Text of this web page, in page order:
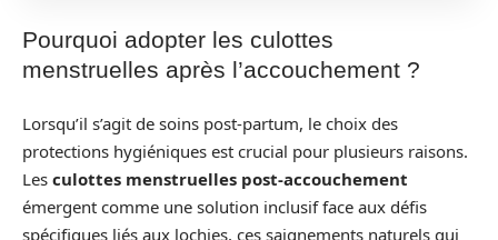
Pourquoi adopter les culottes
menstruelles après l’accouchement ?
Lorsqu’il s’agit de soins post-partum, le choix des
protections hygiéniques est crucial pour plusieurs raisons.
Les culottes menstruelles post-accouchement
émergent comme une solution inclusif face aux défis
spécifiques liés aux lochies, ces saignements naturels qui